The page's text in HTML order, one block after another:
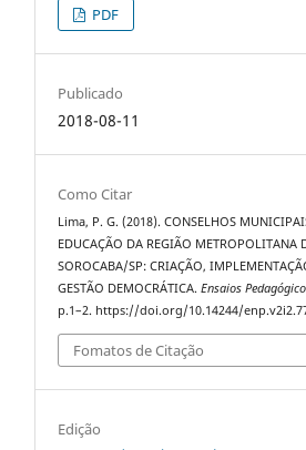
PDF
Publicado
2018-08-11
Como Citar
Lima, P. G. (2018). CONSELHOS
EDUCAÇÃO DA REGIÃO METROPOLITANA
SOROCABA/SP: CRIAÇÃO,
GESTÃO DEMOCRÁTICA.Ensaios
p.1–2. https://doi.org/10.14244/
Fomatos de Citação
Edição